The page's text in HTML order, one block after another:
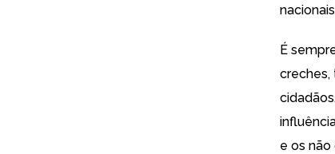
É
creches,
e os